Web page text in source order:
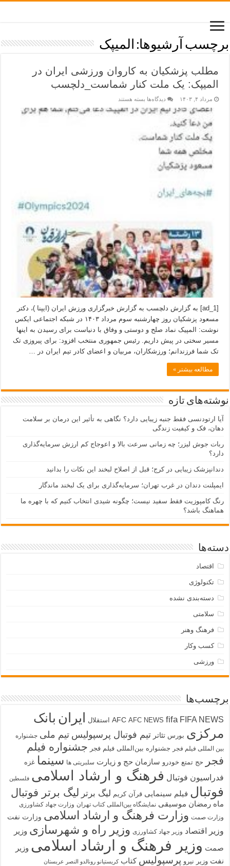
برچسب آرشیوها: المیپک
مطلب پزشکیان به کاروان ورزشی ایران در
المیپک: یک ملت کنار شماست_دلچسب
مرداد ۴, ۱۴۰۳ دیدگاه‌ها بسته هستند
[ad_1] به گزارش دلچسب به گزارش خبرگزاری ورزش ایران (ایپنا )، دکتر
مسعود پزشکیان روز چهارشنبه سوم مرداد ۱۴۰۳ در شبکه اجتماعی ایکس
نوشت: المپیک نماد صلح و دوستی و وفاق با دنیاست برای رسیدن به اینها
مسیر سختی در پیش داریم. رئیس جمهوری منتخب افزود: برای پیروزی تک
تک شما فرزندانم؛ ورزشکاران، مربیان و اعضای کادر تیم ایران در …
مطالعه بیشتر »
نوشته‌های تازه
آیا ارتودنسی فقط جنبه زیبایی دارد؟ نگاهی به تأثیر این درمان بر سلامت
دهان، فک و کیفیت زندگی
ربات جوش لیزر؛ چه زمانی سرعت بالا و اعوجاج کم ارزش سرمایه‌گذاری
دارد؟
دندانپزشک زیبایی در کرج؛ قبل از اصلاح لبخند این نکات را بدانید
ایمپلنت دندان در غرب تهران؛ سرمایه‌گذاری برای یک لبخند ماندگار
رنگ کامپوزیت فقط سفید نیست؛ چگونه شیدی انتخاب کنیم که با چهره ما
هماهنگ باشد؟
دسته‌ها
اقتصاد
تکنولوژی
دسته‌بندی نشده
سلامتی
فرهنگ وهنر
کسب وکار
ورزشی
برچسب‌ها
AFC AFC NEWS fifa FIFA NEWS استقلال ایران بانک
مرکزی بورس تئاتر تیم فوتبال پرسپولیس تیم ملی جشنواره
بین المللی فیلم فجر جشنواره بین‌المللی فیلم فجر جشنواره فیلم
فجر
حج تمتع خودرو سازمان حج و زیارت سلبریتی ها سینما غزه
فدراسیون فوتبال فرهنگ و ارشاد اسلامی فلسطین
فوتبال فیلم سینمایی قرآن کریم لیگ برتر لیگ برتر فوتبال
ماه رمضان موسیقی نمایشگاه بین‌المللی کتاب تهران وزارت جهاد کشاورزی
وزارت صمت وزارت فرهنگ و ارشاد اسلامی وزارت نفت
وزیر اقتصاد وزیر جهاد کشاورزی وزیر راه و شهرسازی وزیر
صمت وزیر فرهنگ و ارشاد اسلامی وزیر
نفت وزیر نیرو پرسپولیس کتاب کریستیانو رونالدو النصر عربستان